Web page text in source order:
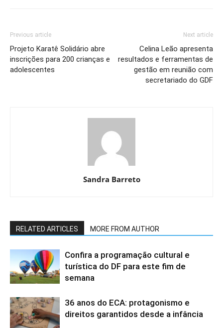
Previous article
Projeto Karatê Solidário abre
inscrições para 200 crianças e
adolescentes
Next article
Celina Leão apresenta
resultados e ferramentas de
gestão em reunião com
secretariado do GDF
Sandra Barreto
RELATED ARTICLES MORE FROM AUTHOR
Confira a programação cultural e
turística do DF para este fim de
semana
36 anos do ECA: protagonismo e
direitos garantidos desde a infância